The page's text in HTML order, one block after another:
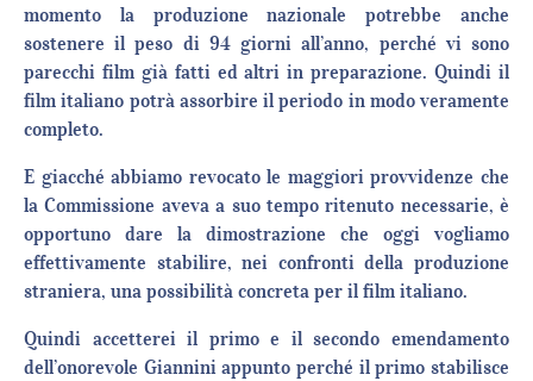
momento la produzione nazionale potrebbe anche
sostenere il peso di 94 giorni all’anno, perché vi sono
parecchi film già fatti ed altri in preparazione. Quindi il
film italiano potrà assorbire il periodo in modo veramente
completo.
E giacché abbiamo revocato le maggiori provvidenze che
la Commissione aveva a suo tempo ritenuto necessarie, è
opportuno dare la dimostrazione che oggi vogliamo
effettivamente stabilire, nei confronti della produzione
straniera, una possibilità concreta per il film italiano.
Quindi accetterei il primo e il secondo emendamento
dell’onorevole Giannini appunto perché il primo stabilisce